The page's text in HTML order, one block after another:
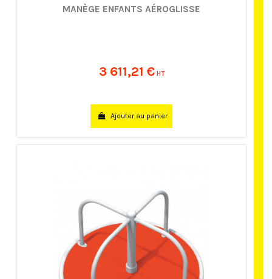
MANÈGE ENFANTS AÉROGLISSE
3 611,21 € HT
Ajouter au panier